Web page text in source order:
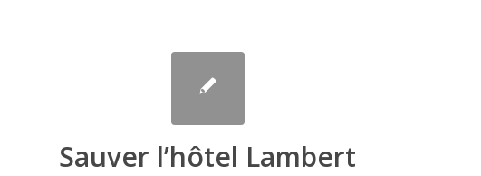
Sauver l’hôtel Lambert